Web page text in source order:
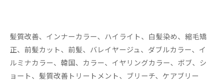
髪質改善、インナーカラー、ハイライト、白髪染め、縮毛矯
正、前髪カット、前髪、バレイヤージュ、ダブルカラー、イ
ルミナカラー、韓国、カラー、イヤリングカラー、ボブ、シ
ョート、髪質改善トリートメント、ブリーチ、ケアブリー